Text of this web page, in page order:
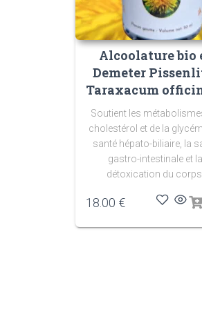
Alcoolature bio
Demeter
Taraxacum
Soutient les
cholestérol et de la
santé hépato-biliaire, la
gastro-intestinale et la
détoxication du corps.
18.00 €